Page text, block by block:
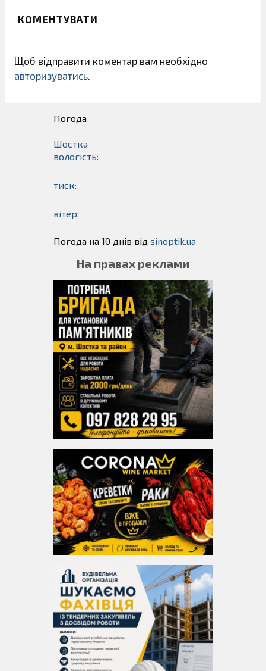
КОМЕНТУВАТИ
Щоб відправити коментар вам необхідно
авторизуватись
Погода
Шостка
вологість:
тиск:
вітер:
Погода на 10 днів від sinoptik.ua
На правах реклами